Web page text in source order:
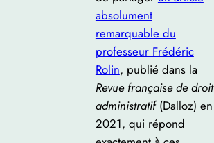
absolument
remarquable du
professeur Frédéric
Rolin, publié dans la
Revue française de droit
administratif(Dalloz) en
2021, qui répond